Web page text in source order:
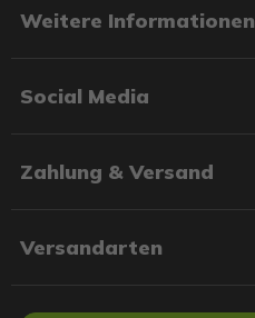
Weitere Informationen
Social Media
Zahlung & Versand
Versandarten